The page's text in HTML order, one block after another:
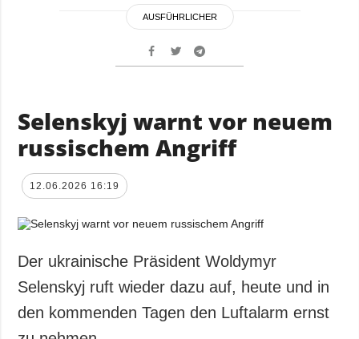
AUSFÜHRLICHER
Selenskyj warnt vor neuem
russischem Angriff
12.06.2026 16:19
Der ukrainische Präsident Woldymyr
Selenskyj ruft wieder dazu auf, heute und in
den kommenden Tagen den Luftalarm ernst